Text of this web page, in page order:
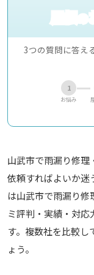
屋根の
3つの質問に答え
1
お悩み
山武市で雨漏り修理
依頼すればよいか迷
は山武市で雨漏り
ミ評判・実績・対
す。複数社を比較し
ょう。